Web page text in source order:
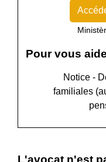
Pour vous
Notice -
familiales
L'avocat n'est